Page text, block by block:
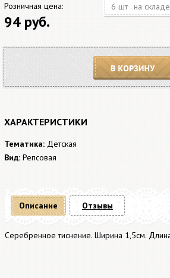
Розничная цена:
94 руб.
6 шт . на складе
В корзину
ХАРАКТЕРИСТИКИ
Тематика: Детская
Вид: Репсовая
Описание
Серебренное тиснение. Ширина 1,5см.
Отзывы